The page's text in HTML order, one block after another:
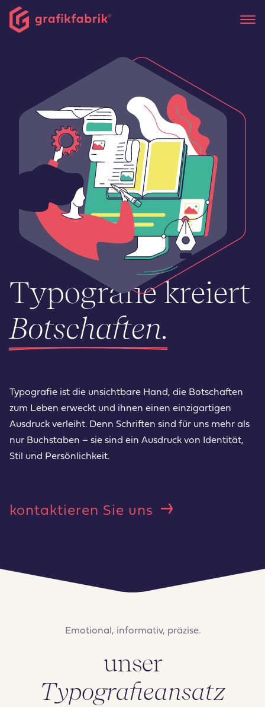
Typografie kreiert
Botschaften.
Typografie ist die unsichtbare Hand, die Botschaften
zum Leben erweckt und ihnen einen einzigartigen
Ausdruck verleiht. Denn Schriften sind für uns mehr als
nur Buchstaben – sie sind ein Ausdruck von Identität,
Stil und Persönlichkeit.
kontaktieren Sie uns
Emotional, informativ, präzise.
unser
Typografieansatz